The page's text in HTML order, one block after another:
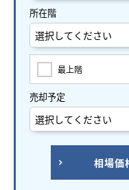
所在階
最上階
売却予定
相場価